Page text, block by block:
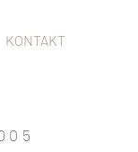
KONTAKT